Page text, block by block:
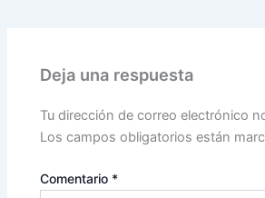
Deja una respuesta
Tu dirección de correo electrónico
Los campos obligatorios están
Comentario *